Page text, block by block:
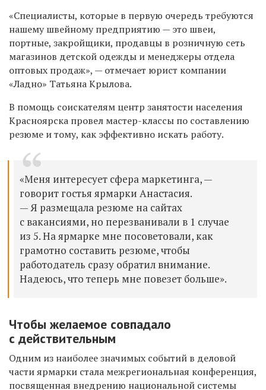
«Специалисты, которые в первую очередь требуются
нашему швейному предприятию — это швеи,
портные, закройщики, продавцы в розничную сеть
магазинов детской одежды и менеджеры отдела
оптовых продаж», — отмечает юрист компании
«Ладно» Татьяна Крылова.
В помощь соискателям центр занятости населения
Красноярска провел мастер-классы по составлению
резюме и тому, как эффективно искать работу.
«Меня интересует сфера маркетинга, —
говорит гостья ярмарки Анастасия.
— Я размещала резюме на сайтах
с вакансиями, но перезванивали в 1 случае
из 5. На ярмарке мне посоветовали, как
грамотно составить резюме, чтобы
работодатель сразу обратил внимание.
Надеюсь, что теперь мне повезет больше».
Чтобы желаемое совпадало
с действительным
Одним из наиболее значимых событий в деловой
части ярмарки стала межрегиональная конференция,
посвященная внедрению национальной системы